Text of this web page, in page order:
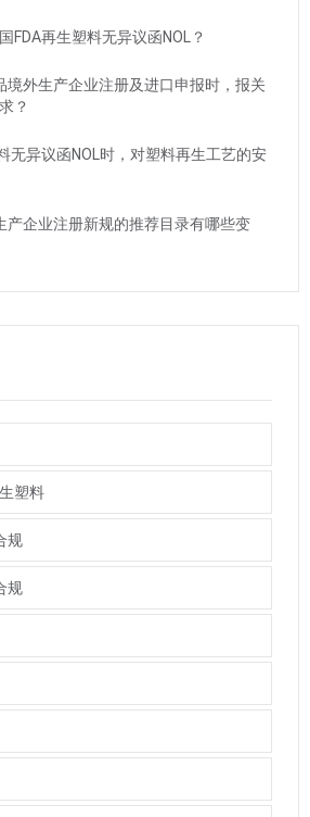
FDA再生塑料无异议函NOL？
境外生产企业注册及进口申报时，报关
？
无异议函NOL时，对塑料再生工艺的安
产企业注册新规的推荐目录有哪些变
塑料
规
规